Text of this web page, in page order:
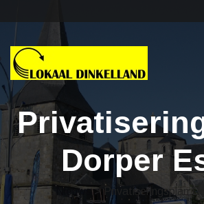
Dorper
Nieuws> Privatiseringsplan